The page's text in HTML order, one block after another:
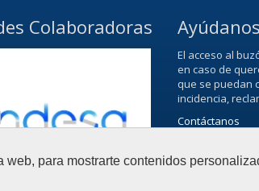
para mostrarte contenidos
Colaboradoras
El acceso al
en caso de
que se puedan
incidencia,
Contáctanos